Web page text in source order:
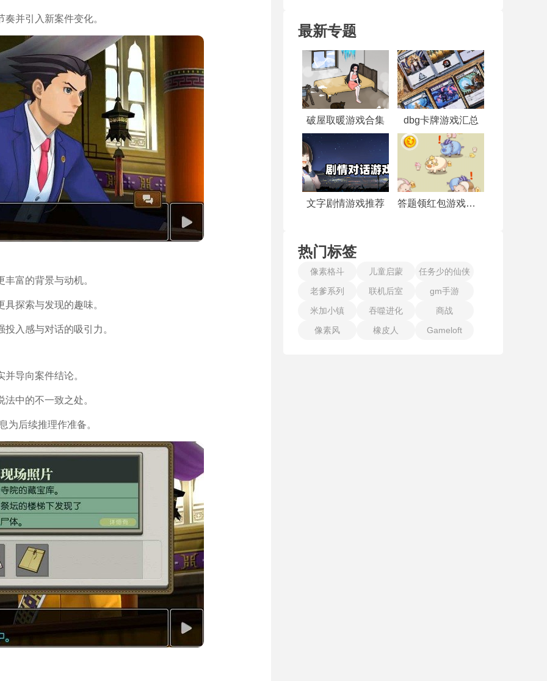
并引入新案件变化。
富的背景与动机。
探索与发现的趣味。
入感与对话的吸引力。
导向案件结论。
中的不一致之处。
为后续推理作准备。
最新专题
破屋取暖游戏合集 dbg卡牌游戏汇总
文字剧情游戏推荐 答题领红包游戏合集
热门标签
像素格斗 儿童启蒙
任务少的仙侠
手游
老爹系列 联机后室
gm手游
米加小镇
吞噬进化
商战
像素风
橡皮人 Gameloft